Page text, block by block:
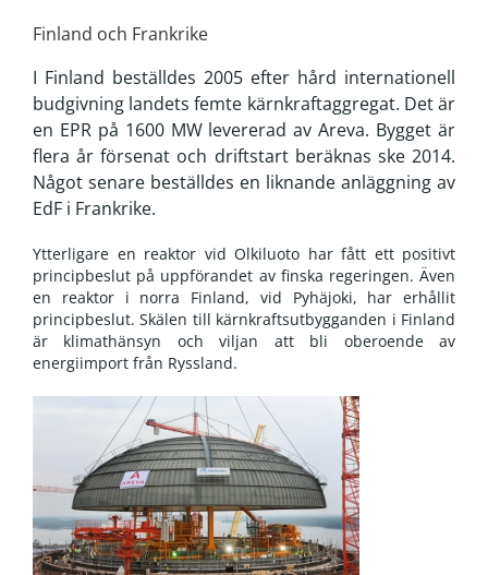
Finland och Frankrike
I Finland beställdes 2005 efter hård internationell
budgivning landets femte kärnkraftaggregat. Det är
en EPR på 1600 MW levererad av Areva. Bygget är
flera år försenat och driftstart beräknas ske 2014.
Något senare beställdes en liknande anläggning av
EdF i Frankrike.
Ytterligare en reaktor vid Olkiluoto har fått ett positivt
principbeslut på uppförandet av finska regeringen. Även
en reaktor i norra Finland, vid Pyhäjoki, har erhållit
principbeslut. Skälen till kärnkraftsutbygganden i Finland
är klimathänsyn och viljan att bli oberoende av
energiimport från Ryssland.